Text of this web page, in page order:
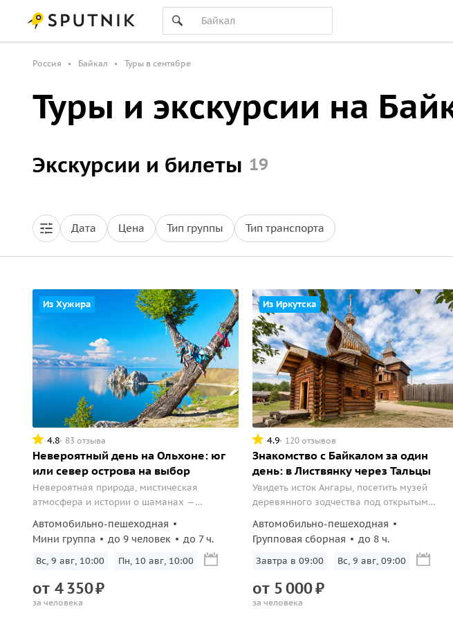
Россия Байкал Туры в сентябре
Туры и экскурсии на
Экскурсии и билеты 19
Дата Цена Тип группы Тип транспорта
Из Хужира
4.8 83 отзыва
Невероятный день на Ольхоне: юг
или север острова на выбор
Невероятная природа, мистическая
атмосфера и истории о шаманах —
Автомобильно-пешеходная
Мини группа
до 9 человек до 7 ч.
Вс, 9 авг, 10:00 Пн, 10 авг, 10:00
от 4350₽
за человека
Из Иркутска
4.9 120 отзывов
Знакомство с Байкалом за один
день: в Листвянку через Тальцы
Увидеть исток Ангары, посетить музей
деревянного зодчества под открытым
нерпой.
Автомобильно-пешеходная
Групповая сборная
до 8 ч.
Завтра в 09:00 Вс, 9 авг, 09:00
от 5000₽
за человека